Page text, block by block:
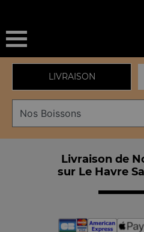
LIVRAISON
Livraison de
sur Le Havre